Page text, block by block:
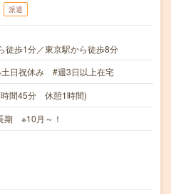
派遣
徒歩1分／東京駅から徒歩8分
日祝休み #週3日以上在宅
間45分 休憩1時間)
期 ※10月～！